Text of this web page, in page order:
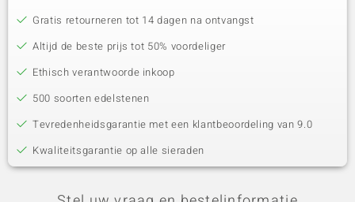
Gratis retourneren tot 14 dagen na ontvangst
Altijd de beste prijs tot 50% voordeliger
Ethisch verantwoorde inkoop
500 soorten edelstenen
Tevredenheidsgarantie met een klantbeoordeling van 9.0
Kwaliteitsgarantie op alle sieraden